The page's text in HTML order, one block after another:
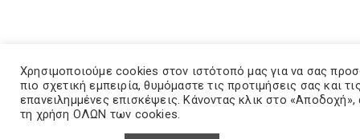
Χρησιμοποιούμε cookies στον ιστότοπό μας για να σας
πιο σχετική εμπειρία, θυμόμαστε τις προτιμήσεις σας και
επανειλημμένες επισκέψεις. Κάνοντας κλικ στο
τη χρήση ΟΛΩΝ των cookies.